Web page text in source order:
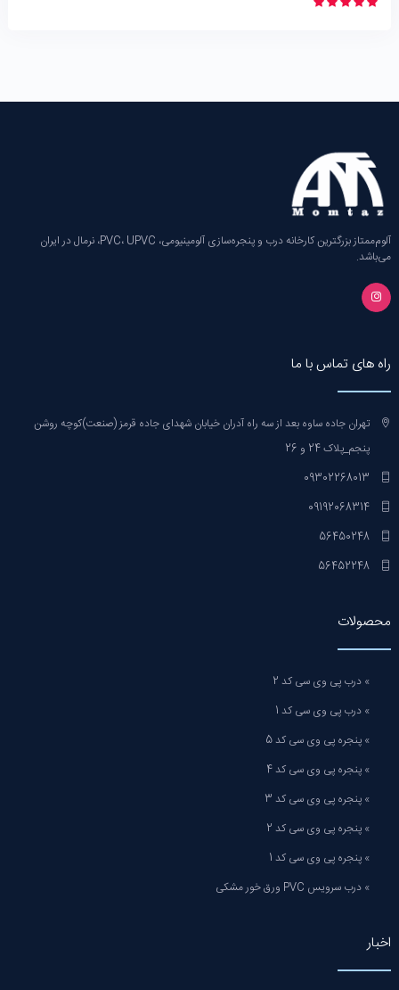
آلوم‌ممتاز بزرگترین کارخانه‌ درب و پنجره‌سازی آلومینیومی، PVC، UPVC، نرمال در ایران
می‌باشد.
راه های تماس با ما
تهران جاده ساوه بعد از سه راه آدران خیابان شهدای جاده قرمز (صنعت)کوچه روشن
پنجم_پلاک 24 و 26
09302268013
09192068314
56450248
56452248
محصولات
» درب پی وی سی کد 2
» درب پی وی سی کد 1
» پنجره پی وی سی کد 5
» پنجره پی وی سی کد 4
» پنجره پی وی سی کد 3
» پنجره پی وی سی کد 2
» پنجره پی وی سی کد 1
» درب سرویس PVC ورق خور مشکی
اخبار